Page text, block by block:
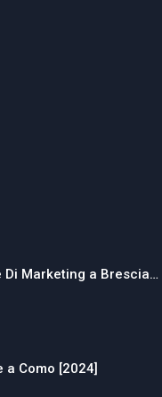
Di Marketing a Brescia…
Como [2024]